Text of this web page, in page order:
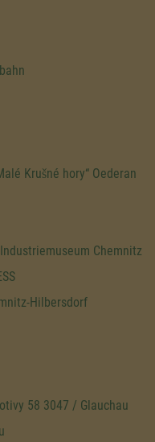
Krušné hory“ Oederan
Chemnitz
Hilbersdorf
58 3047 / Glauchau